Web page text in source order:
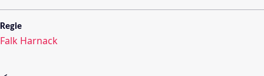
Regie
Falk Harnack